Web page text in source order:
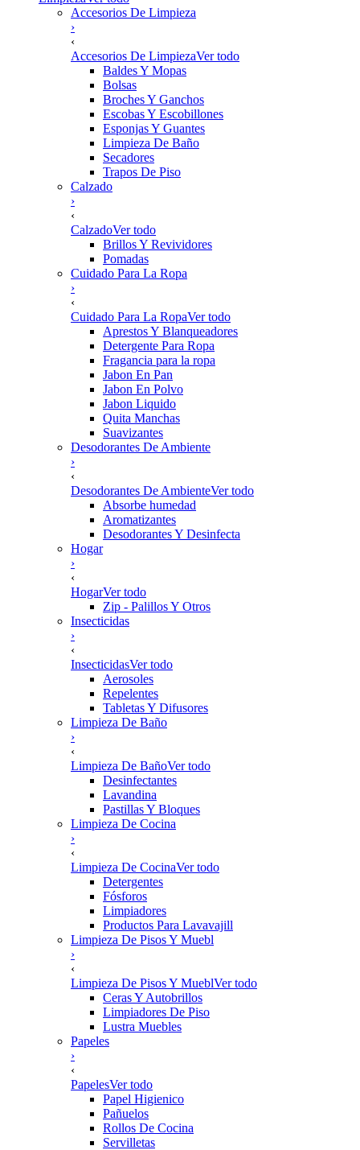
Accesorios De Limpieza
›
‹
Accesorios De LimpiezaVer todo
Baldes Y Mopas
Bolsas
Broches Y Ganchos
Escobas Y Escobillones
Esponjas Y Guantes
Limpieza De Baño
Secadores
Trapos De Piso
Calzado
›
‹
CalzadoVer todo
Brillos Y Revividores
Pomadas
Cuidado Para La Ropa
›
‹
Cuidado Para La RopaVer todo
Aprestos Y Blanqueadores
Detergente Para Ropa
Fragancia para la ropa
Jabon En Pan
Jabon En Polvo
Jabon Liquido
Quita Manchas
Suavizantes
Desodorantes De Ambiente
›
‹
Desodorantes De AmbienteVer todo
Absorbe humedad
Aromatizantes
Desodorantes Y Desinfecta
Hogar
›
‹
HogarVer todo
Zip - Palillos Y Otros
Insecticidas
›
‹
InsecticidasVer todo
Aerosoles
Repelentes
Tabletas Y Difusores
Limpieza De Baño
›
‹
Limpieza De BañoVer todo
Desinfectantes
Lavandina
Pastillas Y Bloques
Limpieza De Cocina
›
‹
Limpieza De CocinaVer todo
Detergentes
Fósforos
Limpiadores
Productos Para Lavavajill
Limpieza De Pisos Y Muebl
›
‹
Limpieza De Pisos Y MueblVer todo
Ceras Y Autobrillos
Limpiadores De Piso
Lustra Muebles
Papeles
›
‹
PapelesVer todo
Papel Higienico
Pañuelos
Rollos De Cocina
Servilletas